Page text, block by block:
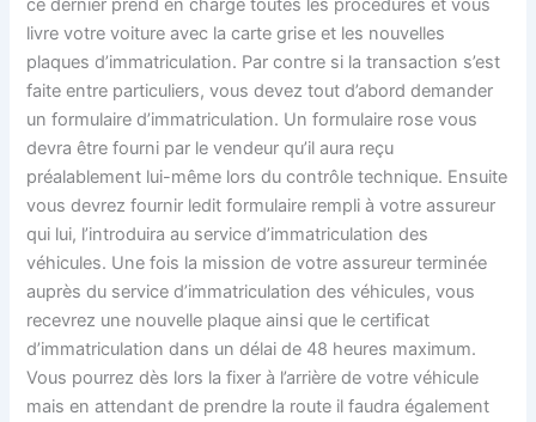
ce dernier prend en charge toutes les procédures et vous
livre votre voiture avec la carte grise et les nouvelles
plaques d’immatriculation. Par contre si la transaction s’est
faite entre particuliers, vous devez tout d’abord demander
un formulaire d’immatriculation. Un formulaire rose vous
devra être fourni par le vendeur qu’il aura reçu
préalablement lui-même lors du contrôle technique. Ensuite
vous devrez fournir ledit formulaire rempli à votre assureur
qui lui, l’introduira au service d’immatriculation des
véhicules. Une fois la mission de votre assureur terminée
auprès du service d’immatriculation des véhicules, vous
recevrez une nouvelle plaque ainsi que le certificat
d’immatriculation dans un délai de 48 heures maximum.
Vous pourrez dès lors la fixer à l’arrière de votre véhicule
mais en attendant de prendre la route il faudra également